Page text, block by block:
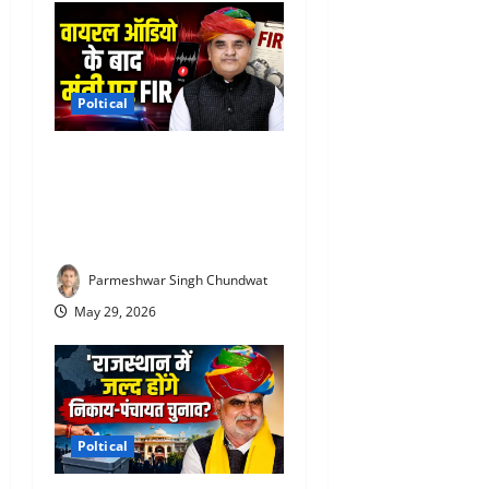
Poltical
Parmeshwar Singh Chundwat
May 29, 2026
Poltical